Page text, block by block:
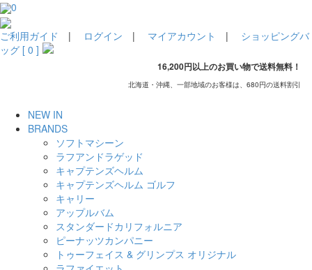
0
ご利用ガイド | ログイン | マイアカウント | ショッピングバ
ッグ [ 0 ]
16,200円以上のお買い物で送料無料！
北海道・沖縄、一部地域のお客様は、680円の送料割引
NEW IN
BRANDS
ソフトマシーン
ラフアンドラゲッド
キャプテンズヘルム
キャプテンズヘルム ゴルフ
キャリー
アップルバム
スタンダードカリフォルニア
ピーナッツカンパニー
トゥーフェイス & グリンプス オリジナル